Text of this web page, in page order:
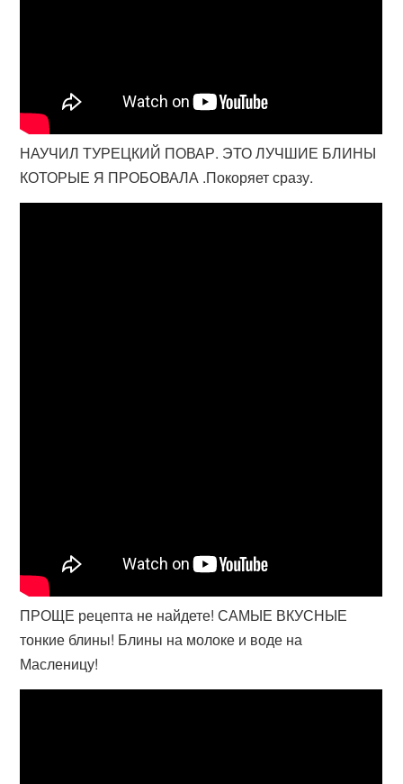
НАУЧИЛ ТУРЕЦКИЙ ПОВАР. ЭТО ЛУЧШИЕ БЛИНЫ
КОТОРЫЕ Я ПРОБОВАЛА .Покоряет сразу.
ПРОЩЕ рецепта не найдете! САМЫЕ ВКУСНЫЕ
тонкие блины! Блины на молоке и воде на
Масленицу!